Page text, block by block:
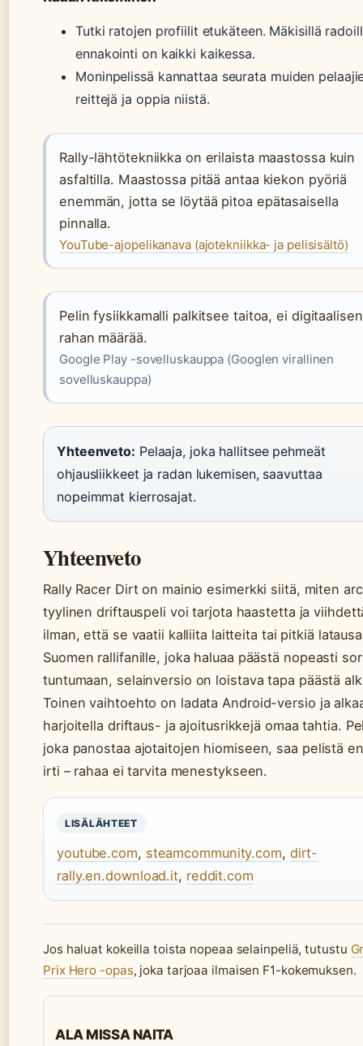
Tutki ratojen profiilit etukäteen. Mäkisillä
ennakointi on kaikki kaikessa.
Moninpelissä kannattaa seurata muiden
reittejä ja oppia niistä.
Rally-lähtötekniikka on erilaista maastossa kuin
asfaltilla. Maastossa pitää antaa kiekon pyöriä
enemmän, jotta se löytää pitoa epätasaisella
pinnalla.
YouTube-ajopelikanava (ajotekniikka- ja pelisisältö)
Pelin fysiikkamalli palkitsee taitoa, ei digitaalisen
rahan määrää.
Google Play -sovelluskauppa (Googlen virallinen
sovelluskauppa)
Yhteenveto: Pelaaja, joka hallitsee pehmeät
ohjausliikkeet ja radan lukemisen, saavuttaa
nopeimmat kierrosajat.
Yhteenveto
Rally Racer Dirt on mainio esimerkki siitä, miten
tyylinen driftauspeli voi tarjota haastetta ja
ilman, että se vaatii kalliita laitteita tai pitkiä
Suomen rallifanille, joka haluaa päästä nopeasti
tuntumaan, selainversio on loistava tapa päästä
Toinen vaihtoehto on ladata Android-versio ja
harjoitella driftaus- ja ajoitusrikkejä omaa tahtia.
joka panostaa ajotaitojen hiomiseen, saa pelistä
irti – rahaa ei tarvita menestykseen.
LISÄLÄHTEET
youtube.com, steamcommunity.com, dirt-
rally.en.download.it, reddit.com
Jos haluat kokeilla toista nopeaa selainpeliä, tutustu
Prix Hero -opas, joka tarjoaa ilmaisen F1-kokemuksen.
ALA MISSA NAITA